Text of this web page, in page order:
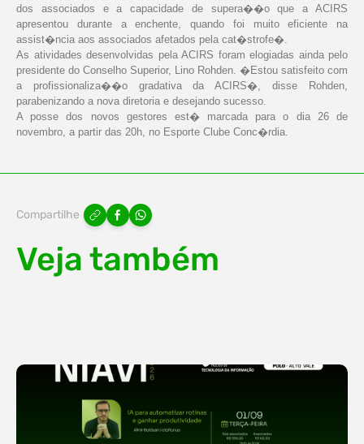
dos associados e a capacidade de supera��o que a ACIRS
apresentou durante a enchente, quando foi muito eficiente na
assist�ncia aos associados afetados pela cat�strofe�.
As atividades desenvolvidas pela ACIRS foram elogiadas ainda pelo
presidente do Conselho Superior, Lino Rohden. �Estou satisfeito com
a profissionaliza��o gradativa da ACIRS�, disse Rohden,
parabenizando a nova diretoria e desejando sucesso.
A posse dos novos gestores est� marcada para o dia 26 de
novembro, a partir das 20h, no Esporte Clube Conc�rdia.
Compartilhe
Veja também